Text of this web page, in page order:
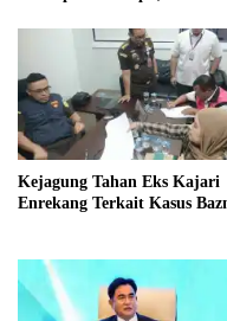
Kejagung Tahan Eks Kajari
Enrekang Terkait Kasus